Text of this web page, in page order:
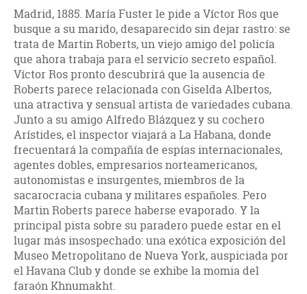
Madrid, 1885. María Fuster le pide a Víctor Ros que
busque a su marido, desaparecido sin dejar rastro: se
trata de Martin Roberts, un viejo amigo del policía
que ahora trabaja para el servicio secreto español.
Víctor Ros pronto descubrirá que la ausencia de
Roberts parece relacionada con Giselda Albertos,
una atractiva y sensual artista de variedades cubana.
Junto a su amigo Alfredo Blázquez y su cochero
Arístides, el inspector viajará a La Habana, donde
frecuentará la compañía de espías internacionales,
agentes dobles, empresarios norteamericanos,
autonomistas e insurgentes, miembros de la
sacarocracia cubana y militares españoles. Pero
Martin Roberts parece haberse evaporado. Y la
principal pista sobre su paradero puede estar en el
lugar más insospechado: una exótica exposición del
Museo Metropolitano de Nueva York, auspiciada por
el Havana Club y donde se exhibe la momia del
faraón Khnumakht.